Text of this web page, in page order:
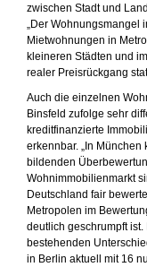
zwischen Stadt und
„Der
Mietwohnungen in
kleineren Städten und
realer Preisrückgang
Auch die einzelnen
Binsfeld zufolge sehr
kreditfinanzierte
erkennbar. „In
bildenden
Wohnimmobilienmarkt
Deutschland fair
Metropolen im
deutlich geschrumpft
bestehenden
in Berlin aktuell mit 16